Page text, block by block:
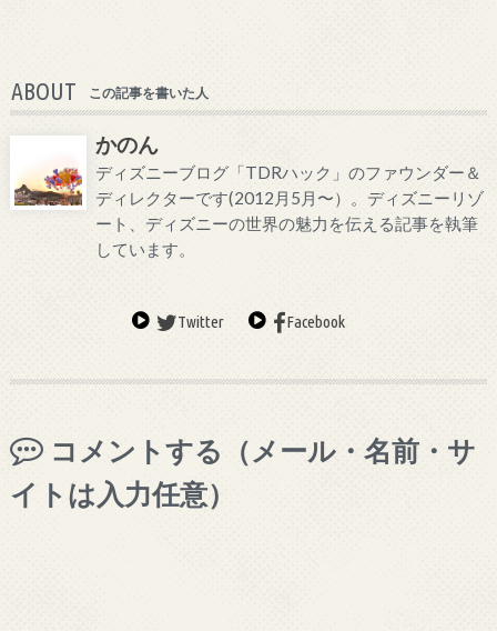
ABOUT この記事を書いた人
かのん
ディズニーブログ「TDRハック」のファウンダー＆
ディレクターです(2012月5月〜）。ディズニーリゾ
ート、ディズニーの世界の魅力を伝える記事を執筆
しています。
Twitter Facebook
コメントする（メール・名前・サ
イトは入力任意）